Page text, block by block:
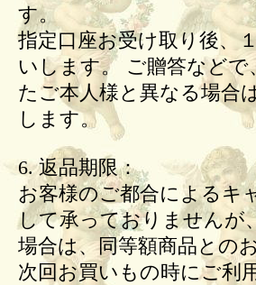
す。
指定口座お受け取り後、
いします。 ご贈答など
たご本人様と異なる場合
します。
6. 返品期限：
お客様のご都合によるキ
して承っておりませんが
場合は、同等額商品との
次回お買いもの時にご利